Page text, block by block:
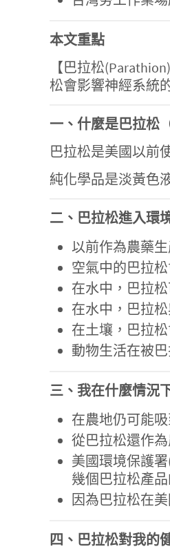
本文重點
【巴拉松
松會影響神經系統
一、什麼是巴拉松
巴拉松是美國以前
純化學品是淡黃色
二、巴拉松進入環
以前作為農藥
空氣中的巴拉
在水中，巴拉
在水中，巴拉
在土壤，巴拉
動物生活在被
三、我在什麼情況
在農地仍可能
從巴拉松還作
美國環境保護
幾個巴拉松產
因為巴拉松在
四、巴拉松對我的